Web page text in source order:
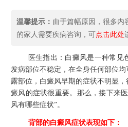
温馨提示： 由于篇幅原因，很多内
的家人需要疾病咨询，可点击此处
医生指出：白癜风是一种常
发病部位不稳定，在全身任何部位
露部位，白癜风早期的症状不明显
癜风的症状很重要。那么，接下来
风有哪些症状”。
背部的白癜风症状表现如下：